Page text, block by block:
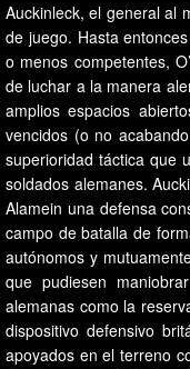
Auckinleck, el general al
de juego. Hasta
o menos competentes,
de luchar a la manera
amplios espacios
vencidos (o no
superioridad táctica que
soldados alemanes.
Alamein una defensa
campo de batalla de
autónomos y
que pudiesen
alemanas como la
dispositivo defensivo
apoyados en el terreno